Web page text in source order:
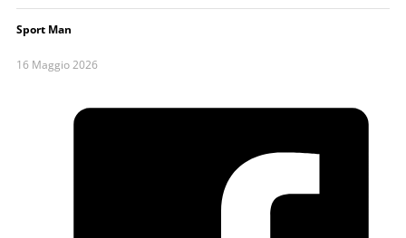
Sport Man
16 Maggio 2026